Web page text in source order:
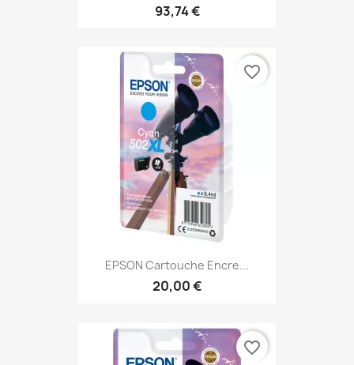
93,74 €
EPSON Cartouche Encre...
20,00 €
favorite_border
favorite_border